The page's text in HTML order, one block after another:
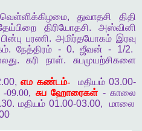
வெள்ளிக்கிழமை,துவாதசி
திதி
திரியோதசி. அஸ்வினி
பின்பு பரணி. அமிர்தயோகம் இரவு
.நேத்திரம் - 0.ஜீவன் - 1/2.
.கரி நாள்.சுபமுயற்சிகளை
எம கண்டம்- மதியம்03.00-
சுப ஹோரைகள் - காலை
மதியம்01.00-03.00,
மாலை